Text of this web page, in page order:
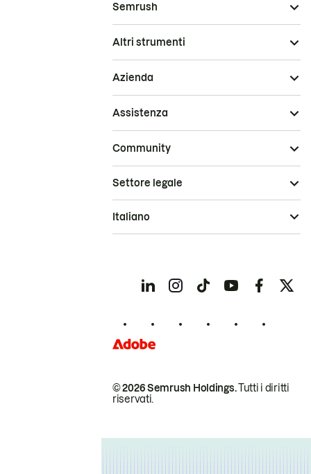
Semrush
Altri strumenti
Azienda
Assistenza
Community
© 2026 Semrush Holdings.Tutti i diritti
riservati.
Settore legale
Italiano